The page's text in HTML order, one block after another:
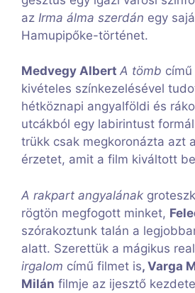
az Irma álma szerdán egy
Hamupipőke-történet.
Medvegy Albert A tömb
kivételes színkezelésével
hétköznapi angyalföldi és
utcákból egy labirintust
trükk csak megkoronázta azt
érzetet, amit a film kiváltott
A rakpart angyalának
rögtön megfogott minket,
szórakoztunk talán a
alatt. Szerettük a mágikus
irgalom című filmet is, Varga
Milán filmje az ijesztő